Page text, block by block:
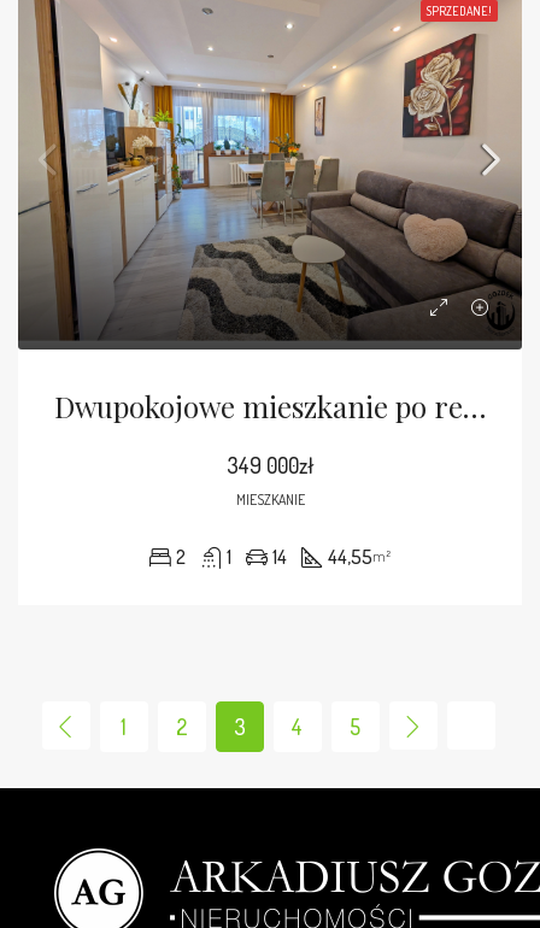
SPRZEDANE!
Dwupokojowe mieszkanie po remoncie na 1 piętrze
349 000zł
MIESZKANIE
2 1 14 44,55m²
1 2 3 4 5